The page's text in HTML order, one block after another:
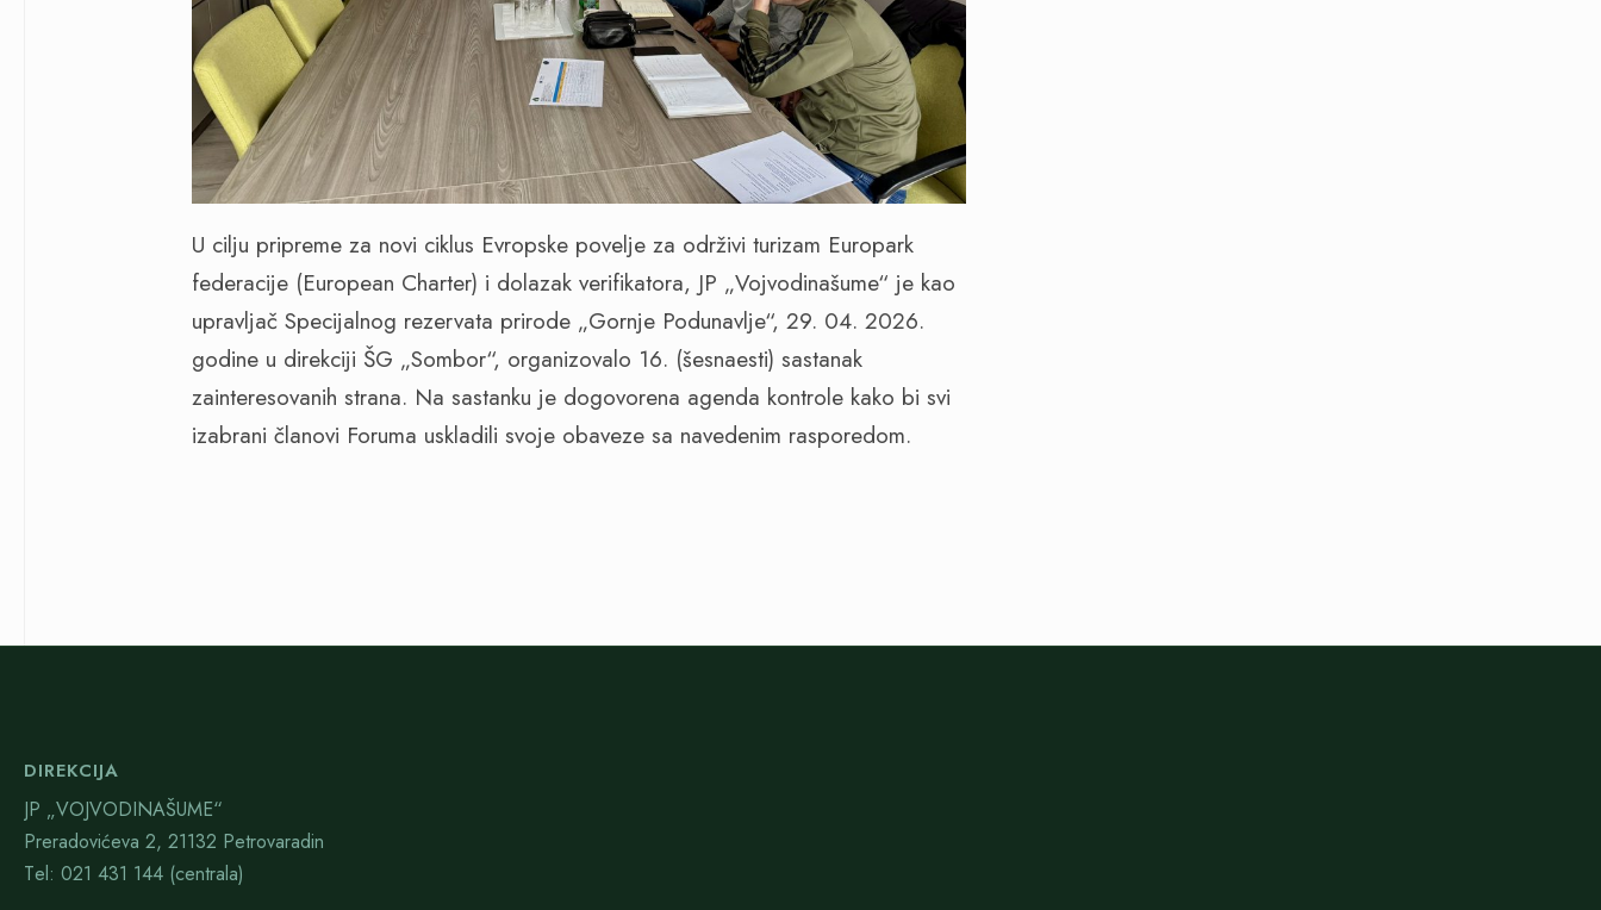
U cilju pripreme za novi ciklus Evropske povelje za održivi turizam Europark
federacije (European Charter) i dolazak verifikatora, JP „Vojvodinašume“ je kao
upravljač Specijalnog rezervata prirode „Gornje Podunavlje“, 29. 04. 2026.
godine u direkciji ŠG „Sombor“, organizovalo 16. (šesnaesti) sastanak
zainteresovanih strana. Na sastanku je dogovorena agenda kontrole kako bi svi
izabrani članovi Foruma uskladili svoje obaveze sa navedenim rasporedom.
DIREKCIJA
JP „VOJVODINAŠUME“
Preradovićeva 2, 21132 Petrovaradin
Тel: 021 431 144 (centrala)